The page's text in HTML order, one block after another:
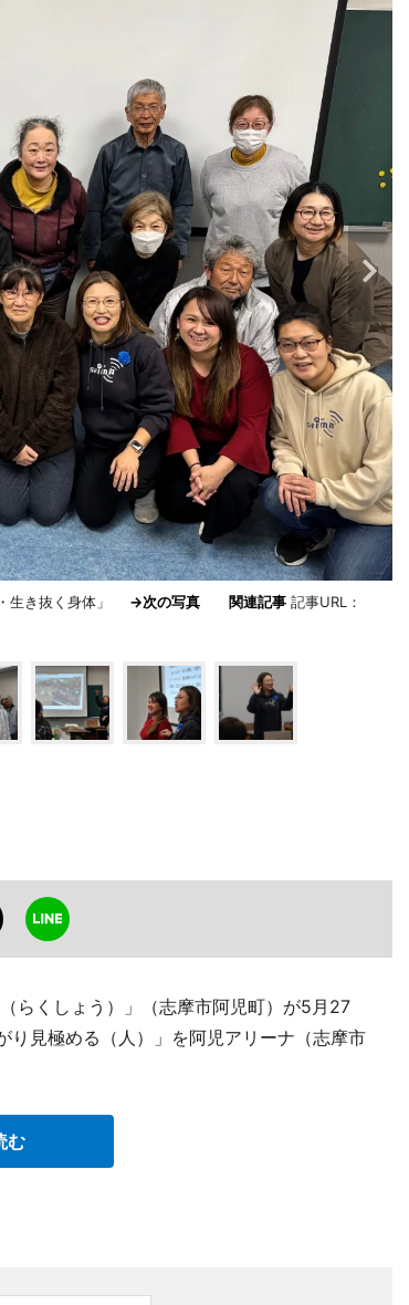
生き抜く身体」 →次の写真 関連記事記事URL：
らくしょう）」（志摩市阿児町）が5月27
り見極める（人）」を阿児アリーナ（志摩市
む